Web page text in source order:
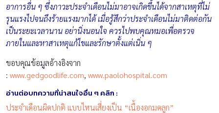
อาการอื่น ๆ ซึ่งภาวะประจำเดือนไม่มาอาจเกิดขึ้นได้จากสาเหตุที่ไม่
รุนแรงไปจนถึงร้ายแรงมากได้ เมื่อรู้สึกว่าประจำเดือนไม่มาติดต่อกัน
เป็นระยะเวลานาน อย่านิ่งนอนใจ ควรไปพบคุณหมอเพื่อตรวจ
ภายในและหาสาเหตุแก้ไขและรักษาตั้งแต่เนิ่น ๆ
ขอบคุณข้อมูลอ้างอิงจาก
: www.gedgoodlife.com, www.paolohospital.com
อ่านต่อบทความที่น่าสนใจอื่น ๆ คลิก :
ประจำเดือนผิดปกติ แบบไหนเสี่ยงเป็น “เนื้องอกมดลูก”